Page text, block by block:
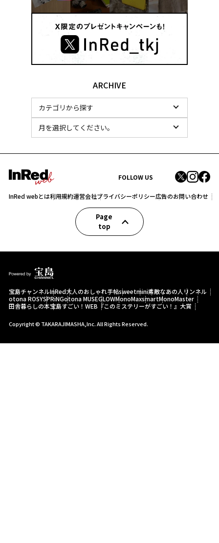
ARCHIVE
FOLLOW US
InRed webとは利用規約運営会社プライバシーポリシー広告のお問い合わせ
Page
top
宝島チャンネルInRed大人のおしゃれ手帖sweetmini素敵なあの人 リンネル
otona ROSYSPRiNGotona MUSEGLOWMonoMaxsmartMonoMaster
田舎暮らしの本宝島すごい！WEB 『このミステリーがすごい！』大賞
Copyright © TAKARAJIMASHA,Inc. All Rights Reserved.